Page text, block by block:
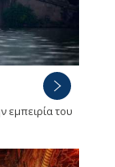
εμπειρία του